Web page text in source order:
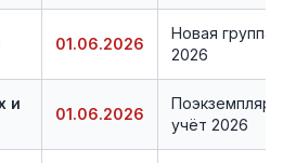
01.06.2026
Новая группа
2026
и
01.06.2026
учёт 2026